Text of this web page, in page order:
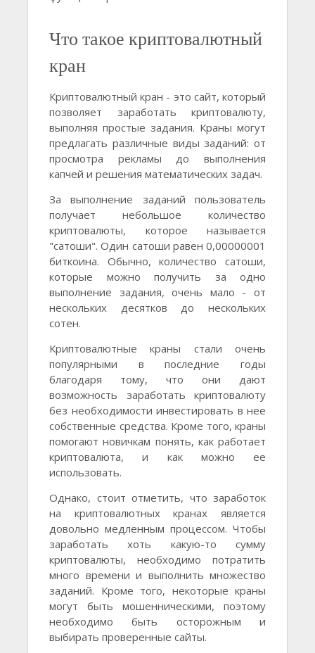
Что такое криптовалютный
кран
Криптовалютный кран - это сайт, который
позволяет заработать криптовалюту,
выполняя простые задания. Краны могут
предлагать различные виды заданий: от
просмотра рекламы до выполнения
капчей и решения математических задач.
За выполнение заданий пользователь
получает небольшое количество
криптовалюты, которое называется
"сатоши". Один сатоши равен 0,00000001
биткоина. Обычно, количество сатоши,
которые можно получить за одно
выполнение задания, очень мало - от
нескольких десятков до нескольких
сотен.
Криптовалютные краны стали очень
популярными в последние годы
благодаря тому, что они дают
возможность заработать криптовалюту
без необходимости инвестировать в нее
собственные средства. Кроме того, краны
помогают новичкам понять, как работает
криптовалюта, и как можно ее
использовать.
Однако, стоит отметить, что заработок
на криптовалютных кранах является
довольно медленным процессом. Чтобы
заработать хоть какую-то сумму
криптовалюты, необходимо потратить
много времени и выполнить множество
заданий. Кроме того, некоторые краны
могут быть мошенническими, поэтому
необходимо быть осторожным и
выбирать проверенные сайты.